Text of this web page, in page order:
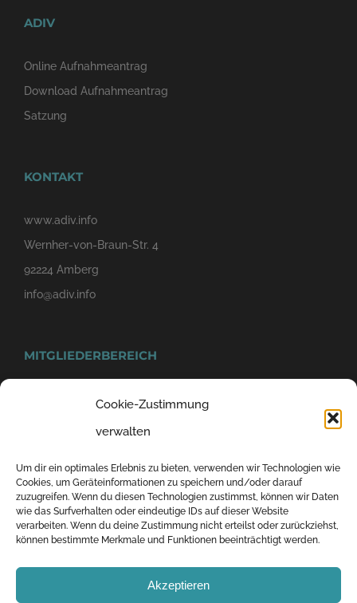
Cookie-Zustimmung
verwalten
Um dir ein optimales Erlebnis zu bieten, verwenden wir Technologien wie
Cookies, um Geräteinformationen zu speichern und/oder darauf
zuzugreifen. Wenn du diesen Technologien zustimmst, können wir Daten
wie das Surfverhalten oder eindeutige IDs auf dieser Website
verarbeiten. Wenn du deine Zustimmung nicht erteilst oder zurückziehst,
können bestimmte Merkmale und Funktionen beeinträchtigt werden.
Akzeptieren
ADIV
Online Aufnahmeantrag
Download Aufnahmeantrag
Satzung
KONTAKT
www.adiv.info
Wernher-von-Braun-Str. 4
92224 Amberg
info@adiv.info
MITGLIEDERBEREICH
© 2019-2023 ADIV - Allgemeiner Deutscher Industriebodenverein e.V. |
Alle Rechte vorbehalten. |
Mail